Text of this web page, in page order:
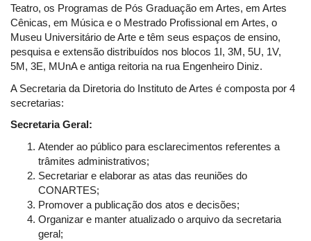
Teatro, os Programas de Pós Graduação em Artes, em Artes
Cênicas, em Música e o Mestrado Profissional em Artes, o
Museu Universitário de Arte e têm seus espaços de ensino,
pesquisa e extensão distribuídos nos blocos 1I, 3M, 5U, 1V,
5M, 3E, MUnA e antiga reitoria na rua Engenheiro Diniz.
A Secretaria da Diretoria do Instituto de Artes é composta por 4
secretarias:
Secretaria Geral:
Atender ao público para esclarecimentos referentes a
trâmites administrativos;
Secretariar e elaborar as atas das reuniões do
CONARTES;
Promover a publicação dos atos e decisões;
Organizar e manter atualizado o arquivo da secretaria
geral;